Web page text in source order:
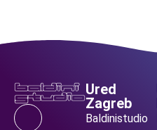
Ured
Zagreb
Baldinistudio